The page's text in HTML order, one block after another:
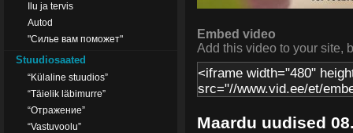
Ilu ja tervis
Autod
"Силье вам поможет"
Stuudiosaated
“Külaline stuudios”
“Täielik läbimurre”
“Отражение”
“Vastuvoolu”
Embed video
Add this video to your site,
Maardu uudised